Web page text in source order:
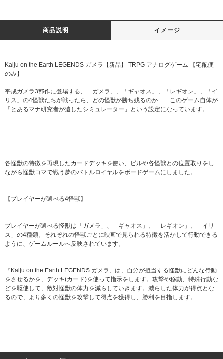
商品説明 イメージ
Kaiju on the Earth LEGENDS ガメラ【新品】 TRPG アナログゲーム 【宅配便
のみ】
平成ガメラ3部作に登場する、「ガメラ」、「ギャオス」、「レギオン」、「イ
リス」の4怪獣たちが戦ったら、どの怪獣が勝ち残るのか……このゲーム自体が
「とあるマナ研究者が遺したシミュレーター」という設定になっています。
各怪獣の特徴を再現したカードデッキを使い、ビルや各怪獣との位置取りをし
ながら怪獣コマで戦う夢のバトルロイヤルをボードゲームにしました。
【プレイヤーが選べる4怪獣】
プレイヤーが選べる怪獣は「ガメラ」、「ギャオス」、「レギオン」、「イリ
ス」の4種類。それぞれの怪獣ごとに映画で見られる特徴を活かして行動できる
ように、ゲームルールへ反映されています。
『Kaiju on the Earth LEGENDS ガメラ』は、自分が担当する怪獣にどんな行動
をさせるかを、デッキ(カード)を使って指示をします。攻撃や移動、特殊行動な
どを駆使して、敵対怪獣の体力を減らしていきます。減らした体力が得点とな
るので、より多くの怪獣を攻撃して得点を獲得し、勝利を目指します。